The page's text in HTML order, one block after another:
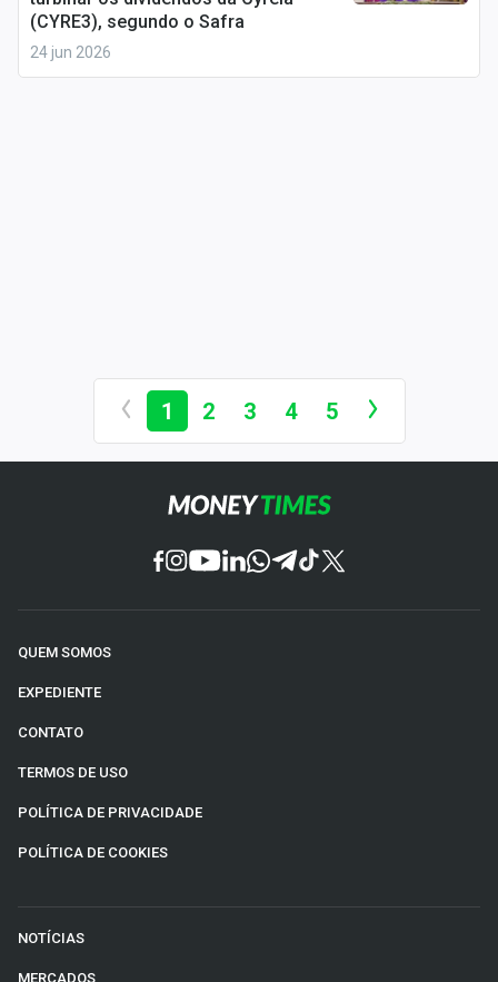
corporativas, tendem a se valorizar ao longo do
tempo, especialmente em mercados com alta
FIIs, o investidor pode adquirir cotas e ter acesso a
grandes empreendimentos com valores muito mais
uma opção interessante para quem busca exposição
geração de renda passiva.
(CYRE3), segundo o Safra
24 jun 2026
1 2 3 4 5
QUEM SOMOS
EXPEDIENTE
CONTATO
TERMOS DE USO
POLÍTICA DE PRIVACIDADE
POLÍTICA DE COOKIES
NOTÍCIAS
MERCADOS